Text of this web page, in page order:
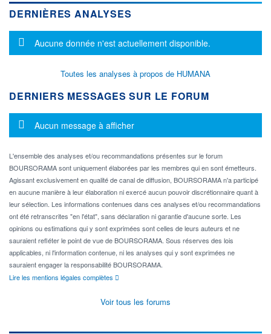
DERNIÈRES ANALYSES
Message d'information
Aucune donnée n'est actuellement disponible.
Toutes les analyses à propos de HUMANA
DERNIERS MESSAGES SUR LE FORUM
Message d'information
Aucun message à afficher
L'ensemble des analyses et/ou recommandations présentes sur le forum
BOURSORAMA sont uniquement élaborées par les membres qui en sont émetteurs.
Agissant exclusivement en qualité de canal de diffusion, BOURSORAMA n'a participé
en aucune manière à leur élaboration ni exercé aucun pouvoir discrétionnaire quant à
leur sélection. Les informations contenues dans ces analyses et/ou recommandations
ont été retranscrites "en l'état", sans déclaration ni garantie d'aucune sorte. Les
opinions ou estimations qui y sont exprimées sont celles de leurs auteurs et ne
sauraient refléter le point de vue de BOURSORAMA. Sous réserves des lois
applicables, ni l'information contenue, ni les analyses qui y sont exprimées ne
sauraient engager la responsabilité BOURSORAMA.
Lire les mentions légales complètes
Voir tous les forums